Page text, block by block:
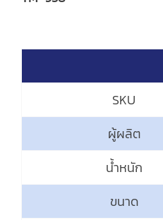
SKU
ผู้ผลิต
น้ำหนัก
ขนาด